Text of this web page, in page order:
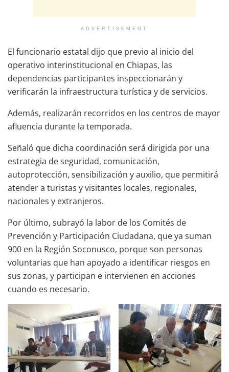
ADVERTISEMENT
El funcionario estatal dijo que previo al inicio del
operativo interinstitucional en Chiapas, las
dependencias participantes inspeccionarán y
verificarán la infraestructura turística y de servicios.
Además, realizarán recorridos en los centros de mayor
afluencia durante la temporada.
Señaló que dicha coordinación será dirigida por una
estrategia de seguridad, comunicación,
autoprotección, sensibilización y auxilio, que permitirá
atender a turistas y visitantes locales, regionales,
nacionales y extranjeros.
Por último, subrayó la labor de los Comités de
Prevención y Participación Ciudadana, que ya suman
900 en la Región Soconusco, porque son personas
voluntarias que han apoyado a identificar riesgos en
sus zonas, y participan e intervienen en acciones
cuando es necesario.